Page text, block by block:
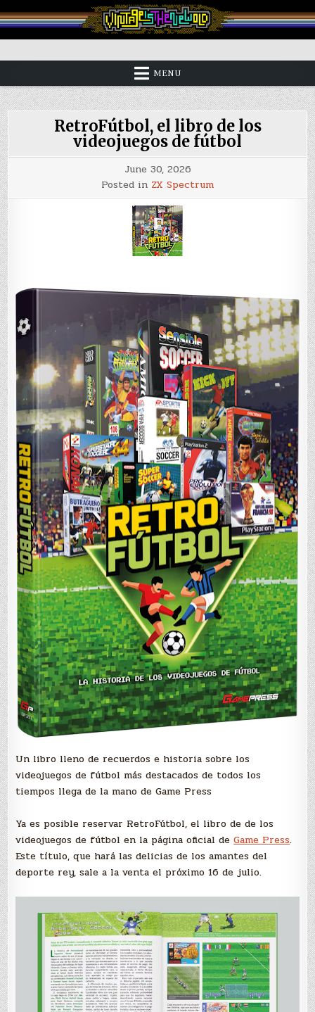
to
content
Vintage is the New Old
MENU
RetroFútbol, el libro de los
videojuegos de fútbol
June 30, 2026
Posted in ZX Spectrum
Un libro lleno de recuerdos e historia sobre los
videojuegos de fútbol más destacados de todos los
tiempos llega de la mano de Game Press
Ya es posible reservar RetroFútbol, el libro de de los
videojuegos de fútbol en la página oficial deGame Press.
Este título, que hará las delicias de los amantes del
deporte rey, sale a la venta el próximo 16 de julio.